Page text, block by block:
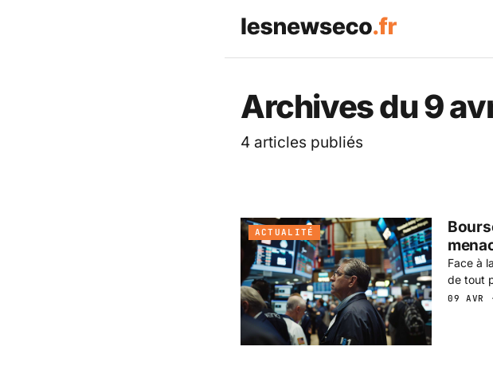
Les News Eco .fr
Archives du 9
4 articles publiés
ACTUALITÉ
Face à
de tout
09 AVR